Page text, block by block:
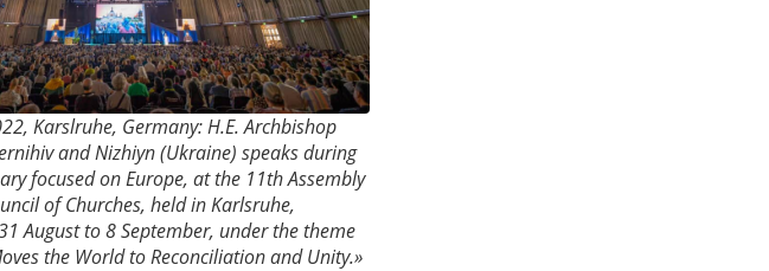
Karslruhe, Germany: H.E. Archbishop
and Nizhiyn (Ukraine) speaks during
focused on Europe, at the 11th Assembly
of Churches, held in Karlsruhe,
August to 8 September, under the theme
the World to Reconciliation and Unity.»